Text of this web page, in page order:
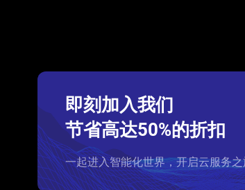
即刻加入我们
节省高达50%的折扣
一起进入智能化世界，开启云服务